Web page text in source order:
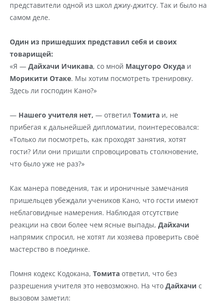
представители одной из школ джиу-джитсу. Так и было на
самом деле.
Один из пришедших представил себя и своих
товарищей:
«Я — Дайхачи Ичикава, со мной Мацугоро Окуда
Морикити Отаке. Мы хотим посмотреть тренировку.
Здесь ли господин Кано?»
— Нашего учителя нет, — ответил Томита и, не
прибегая к дальнейшей дипломатии, поинтересовался:
«Только ли посмотреть, как проходят занятия, хотят
гости? Или они пришли спровоцировать столкновение,
что было уже не раз?»
Как манера поведения, так и ироничные замечания
пришельцев убеждали учеников Кано, что гости имеют
неблаговидные намерения. Наблюдая отсутствие
реакции на свои более чем ясные выпады, Дайхачи
напрямик спросил, не хотят ли хозяева проверить своё
мастерство в поединке.
Помня кодекс Кодокана, Томита ответил, что без
разрешения учителя это невозможно. На что Дайхачи с
вызовом заметил: